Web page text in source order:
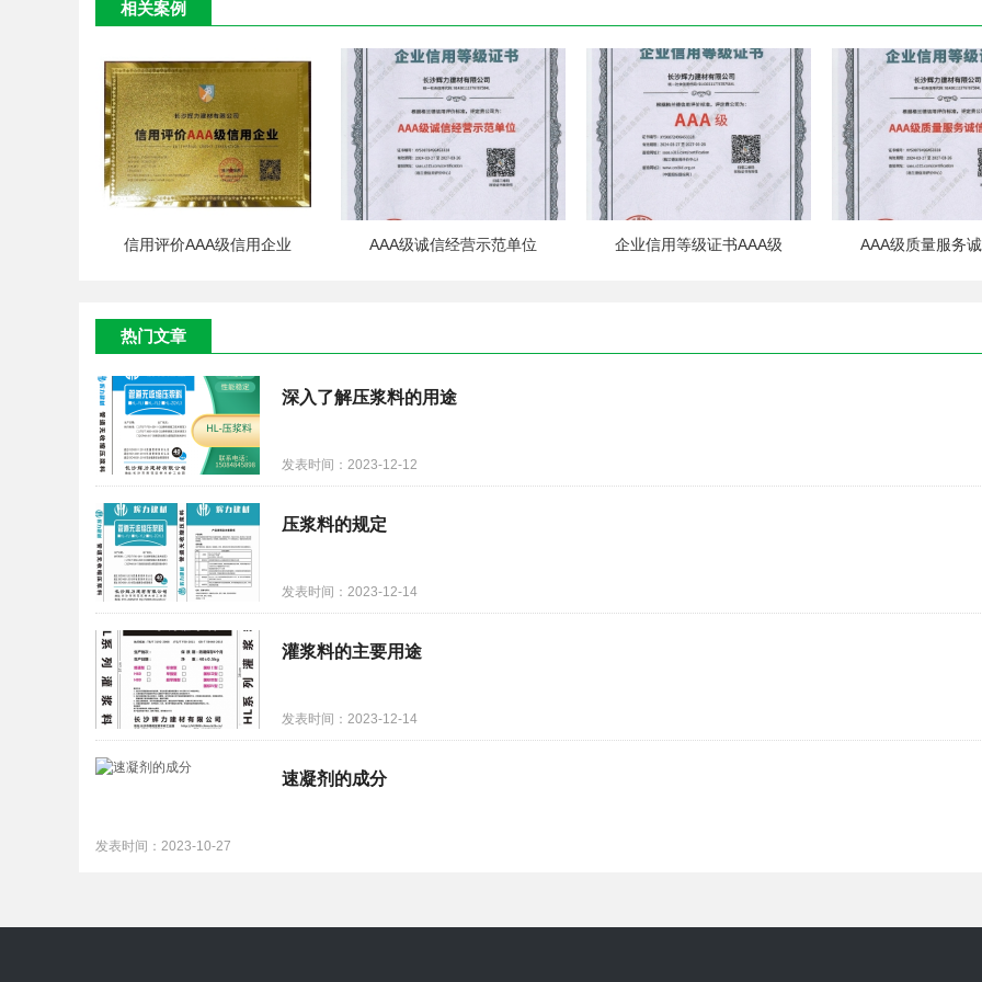
相关案例
信用评价AAA级信用企业 AAA级诚信经营示范单位 企业信用等级证书AAA级 AAA级质量服务
热门文章
深入了解压浆料的用途
发表时间：2023-12-12
压浆料的规定
发表时间：2023-12-14
灌浆料的主要用途
发表时间：2023-12-14
速凝剂的成分
发表时间：2023-10-27